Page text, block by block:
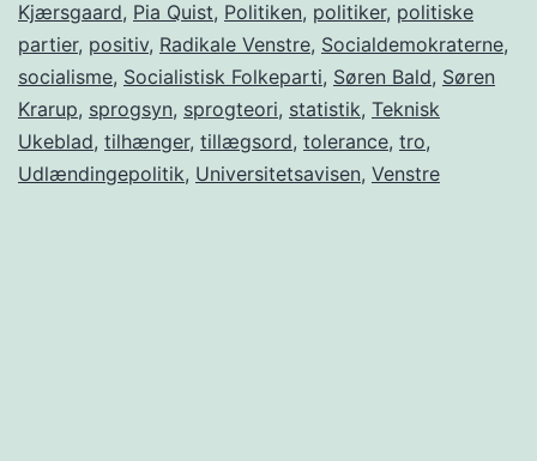
Kjærsgaard, Pia Quist, Politiken, politiker, politiske
partier, positiv, Radikale Venstre, Socialdemokraterne,
socialisme, Socialistisk Folkeparti, Søren Bald, Søren
Krarup, sprogsyn, sprogteori, statistik, Teknisk
Ukeblad, tilhænger, tillægsord, tolerance, tro,
Udlændingepolitik, Universitetsavisen, Venstre